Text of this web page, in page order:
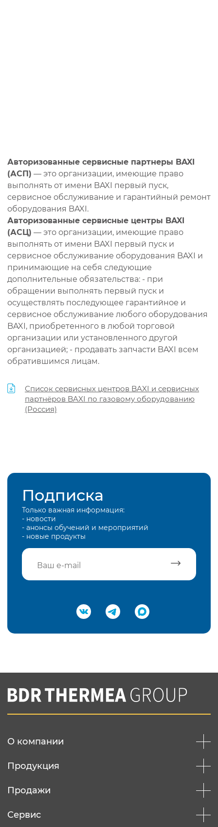
Авторизованные сервисные партнеры BAXI
(АСП) — это организации, имеющие право
выполнять от имени BAXI первый пуск,
сервисное обслуживание и гарантийный ремонт
оборудования BAXI.
Авторизованные сервисные центры BAXI
(АСЦ) — это организации, имеющие право
выполнять от имени BAXI первый пуск и
сервисное обслуживание оборудования BAXI и
принимающие на себя следующие
дополнительные обязательства: - при
обращении выполнять первый пуск и
осуществлять последующее гарантийное и
сервисное обслуживание любого оборудования
BAXI, приобретенного в любой торговой
организации или установленного другой
организацией; - продавать запчасти BAXI всем
обратившимся лицам.
Список сервисных центров BAXI и сервисных
партнёров BAXI по газовому оборудованию
(Россия)
Подписка
Только важная информация:
- новости
- анонсы обучений и мероприятий
- новые продукты
Подтвердить e-mail
Вы соглашаетесь с нашей политикой
конфеденциальности
О компании
Продукция
Продажи
Сервис